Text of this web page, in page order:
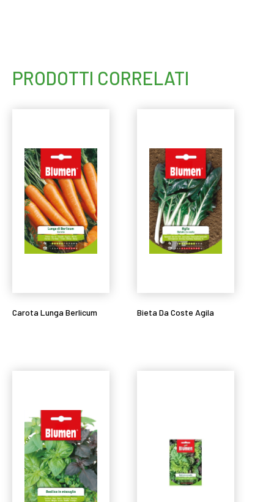
PRODOTTI CORRELATI
Carota Lunga Berlicum Bieta Da Coste Agila